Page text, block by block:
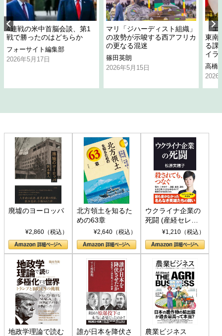
4連戦の米中首脳会談、第1
戦で勝ったのはどちらか
フォーサイト編集部
2026年5月17日
マリ「ジハーディスト組織」
の攻勢が示唆する西アフリカ
の更なる混迷
篠田英朗
2026年5月15日
「
東南
る課
イラ
高橋
2026
廃墟のヨーロッパ
¥2,860（税込）
北方領土を知るた
めの63章
¥2,640（税込）
ウクライナ企業の
死闘 (産経セレク
ト S 039)¥1,210（税込）
地政学理論で読む
誰が日本を降伏さ
農業ビジネス